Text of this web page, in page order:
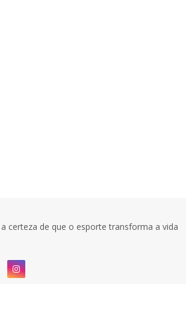
certeza de que o esporte transforma a vida